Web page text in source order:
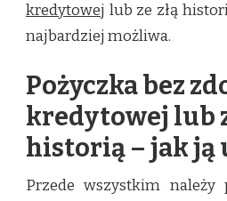
kredytowej lub ze złą
najbardziej możliwa.
Pożyczka bez
kredytowej lub
historią – jak ją
Przede wszystkim